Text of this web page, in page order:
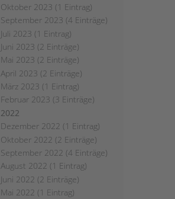
Oktober 2023 (1 Eintrag)
September 2023 (4 Einträge)
Juli 2023 (1 Eintrag)
Juni 2023 (2 Einträge)
Mai 2023 (2 Einträge)
April 2023 (2 Einträge)
März 2023 (1 Eintrag)
Februar 2023 (3 Einträge)
2022
Dezember 2022 (1 Eintrag)
Oktober 2022 (2 Einträge)
September 2022 (4 Einträge)
August 2022 (1 Eintrag)
Juni 2022 (2 Einträge)
Mai 2022 (1 Eintrag)